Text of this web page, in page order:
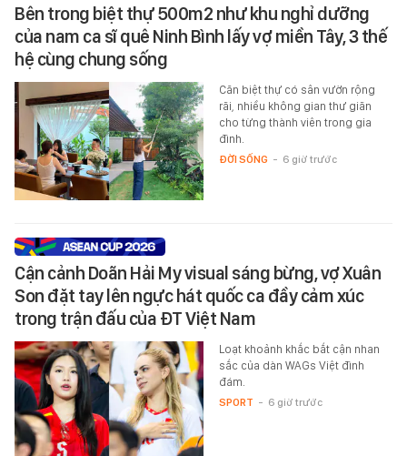
Bên trong biệt thự 500m2 như khu nghỉ dưỡng
của nam ca sĩ quê Ninh Bình lấy vợ miền Tây, 3 thế
hệ cùng chung sống
Căn biệt thự có sân vườn rộng
rãi, nhiều không gian thư giãn
cho từng thành viên trong gia
đình.
ĐỜI SỐNG - 6 giờ trước
Cận cảnh Doãn Hải My visual sáng bừng, vợ Xuân
Son đặt tay lên ngực hát quốc ca đầy cảm xúc
trong trận đấu của ĐT Việt Nam
Loạt khoảnh khắc bắt cận nhan
sắc của dàn WAGs Việt đình
đám.
SPORT - 6 giờ trước